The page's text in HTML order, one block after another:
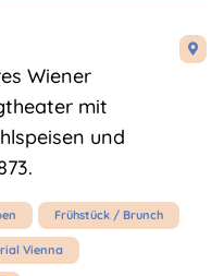

Wiener
mit
und
Frühstück / Brunch
Vienna